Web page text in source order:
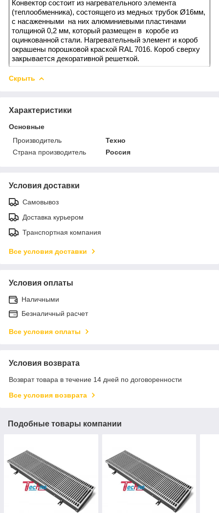
Конвектор состоит из нагревательного элемента
(теплообменника), состоящего из медных трубок Ø16мм,
с насаженными на них алюминиевыми пластинами
толщиной 0,2 мм, который размещен в коробе из
оцинкованной стали. Нагревательный элемент и короб
окрашены порошковой краской RAL 7016. Короб сверху
закрывается декоративной решеткой.
Скрыть
Характеристики
Основные
Производитель
Техно
Страна производитель
Россия
Условия доставки
Самовывоз
Доставка курьером
Транспортная компания
Все условия доставки
Условия оплаты
Наличными
Безналичный расчет
Все условия оплаты
Условия возврата
Возврат товара в течение 14 дней по договоренности
Все условия возврата
Подобные товары компании